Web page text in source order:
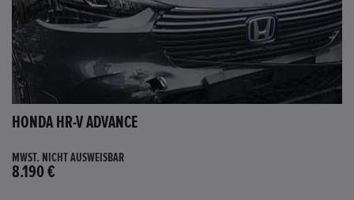
HONDA HR-V ADVANCE
MWST. NICHT AUSWEISBAR
8.190 €